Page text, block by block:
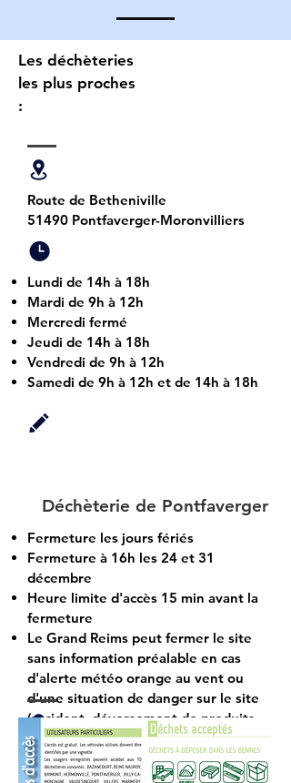
Les déchèteries
les plus proches
:
Route de Betheniville
51490 Pontfaverger-Moronvilliers
Lundi de 14h à 18h
Mardi de 9h à 12h
Mercredi fermé
Jeudi de 14h à 18h
Vendredi de 9h à 12h
Samedi de 9h à 12h et de 14h à 18h
Déchèterie de Pontfaverger
Fermeture les jours fériés
Fermeture à 16h les 24 et 31
décembre
Heure limite d'accès 15 min avant la
fermeture
Le Grand Reims peut fermer le site
sans information préalable en cas
d'alerte météo orange au vent ou
d'une situation de danger sur le site
(accident, déversement de produits
chimiques, présences d'explosifs, ...)
Lieu-Dit La Forêt
51600